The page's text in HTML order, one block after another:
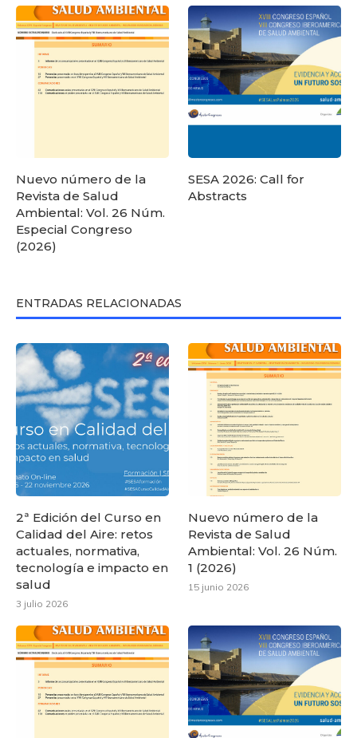
Nuevo número de la
Revista de Salud
Ambiental: Vol. 26 Núm.
Especial Congreso
(2026)
SESA 2026: Call for
Abstracts
ENTRADAS RELACIONADAS
2ª Edición del Curso en
Calidad del Aire: retos
actuales, normativa,
tecnología e impacto en
salud
3 julio 2026
Nuevo número de la
Revista de Salud
Ambiental: Vol. 26 Núm.
1 (2026)
15 junio 2026